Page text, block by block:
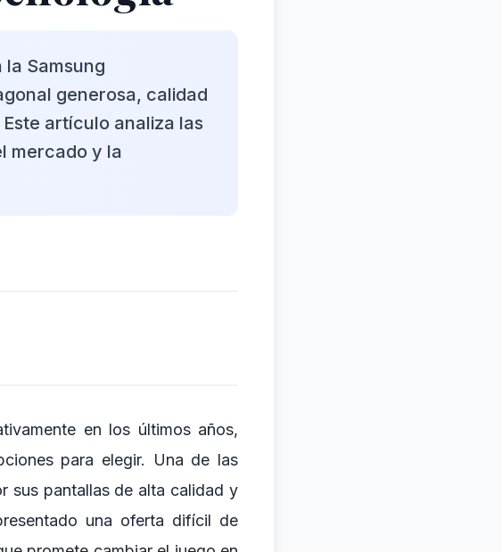
Samsung
generosa, calidad
artículo analiza las
mercado y la
en los últimos años,
para elegir. Una de las
sus pantallas de alta calidad y
una oferta difícil de